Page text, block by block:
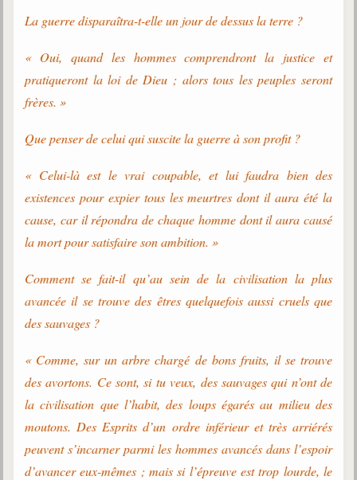
Enregistrements
séance d'aide spirituelle
Diaporamas
Powerpoints
Enseignement
Posez-nous des questions
Consultez les réponses
Posez votre question
Photos et vidéoscope
Galerie photos
Filmothèque
Les Illustrés
Vidéos courtes de Divaldo
La guerre disparaîtra-t-elle un jour de dessus la terre ?
« Oui, quand les hommes comprendront la justice et
pratiqueront la loi de Dieu ; alors tous les peuples seront
frères. »
Que penser de celui qui suscite la guerre à son profit ?
« Celui-là est le vrai coupable, et lui faudra bien des
existences pour expier tous les meurtres dont il aura été la
cause, car il répondra de chaque homme dont il aura causé
la mort pour satisfaire son ambition. »
Comment se fait-il qu’au sein de la civilisation la plus
avancée il se trouve des êtres quelquefois aussi cruels que
des sauvages ?
« Comme, sur un arbre chargé de bons fruits, il se trouve
des avortons. Ce sont, si tu veux, des sauvages qui n’ont de
la civilisation que l’habit, des loups égarés au milieu des
moutons. Des Esprits d’un ordre inférieur et très arriérés
peuvent s’incarner parmi les hommes avancés dans l’espoir
d’avancer eux-mêmes ; mais si l’épreuve est trop lourde, le